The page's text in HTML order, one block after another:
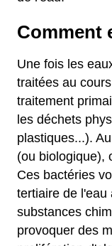
Comment
Une fois les
traitées au
traitement
les déchets
plastiques...).
(ou biologique),
Ces bactéries
tertiaire de l'eau
substances
provoquer des